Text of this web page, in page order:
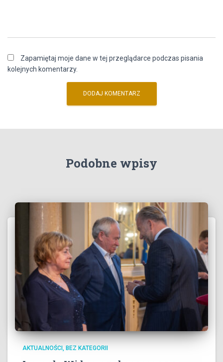
Zapamiętaj moje dane w tej przeglądarce podczas pisania
kolejnych komentarzy.
Podobne wpisy
AKTUALNOŚCI BEZ KATEGORII